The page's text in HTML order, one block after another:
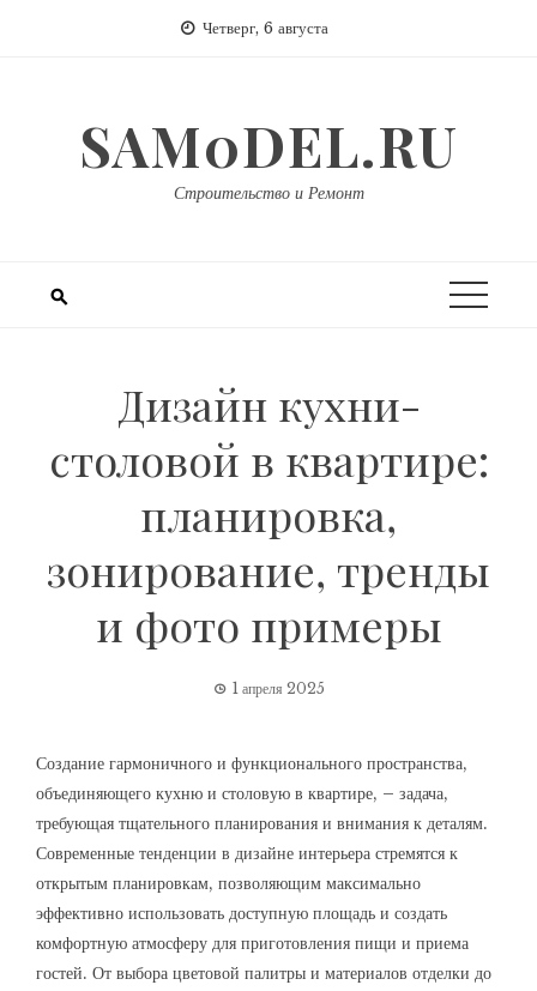
Четверг, 6 августа
SAM0DEL.RU
Строительство и Ремонт
Дизайн кухни-
столовой в квартире:
планировка,
зонирование, тренды
и фото примеры
1 апреля 2025
Создание гармоничного и функционального пространства,
объединяющего кухню и столовую в квартире, – задача,
требующая тщательного планирования и внимания к деталям.
Современные тенденции в дизайне интерьера стремятся к
открытым планировкам, позволяющим максимально
эффективно использовать доступную площадь и создать
комфортную атмосферу для приготовления пищи и приема
гостей. От выбора цветовой палитры и материалов отделки до